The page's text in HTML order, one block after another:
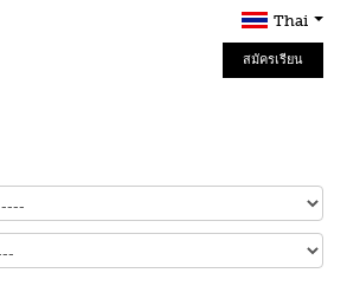
Thai
สมัครเรียน
Online